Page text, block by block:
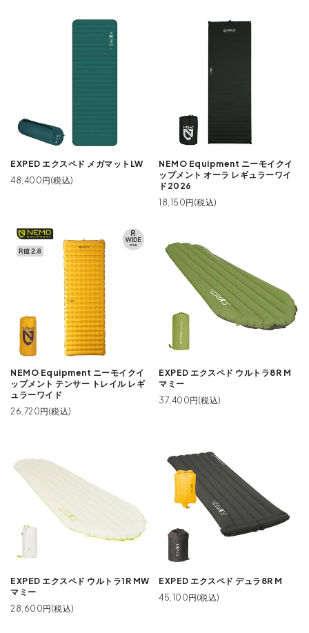
EXPED エクスペド メガマットLW
48,400円(税込)
NEMO Equipment ニーモイクイ
ップメント オーラ レギュラーワイ
ド2026
18,150円(税込)
NEMO Equipment ニーモイクイ
ップメント テンサー トレイル レギ
ュラーワイド
26,720円(税込)
EXPED エクスペド ウルトラ8R M
マミー
37,400円(税込)
EXPED エクスペド ウルトラ1R MW
マミー
28,600円(税込)
EXPED エクスペド デュラ8R M
45,100円(税込)